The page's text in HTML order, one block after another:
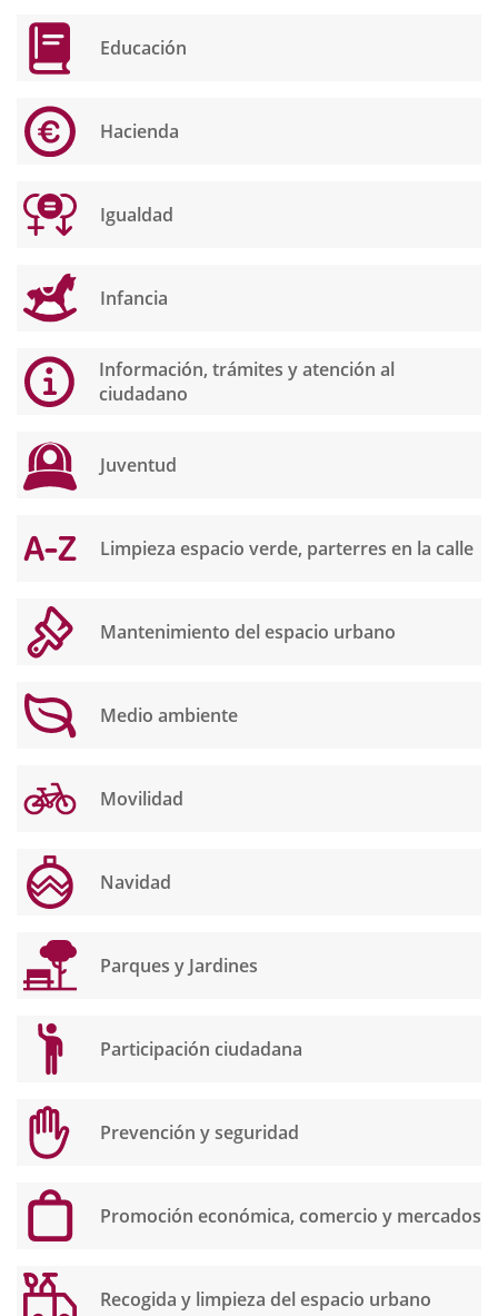
Educación
Hacienda
Igualdad
Infancia
Información, trámites y atención al
ciudadano
Juventud
Limpieza espacio verde, parterres en la calle
Mantenimiento del espacio urbano
Medio ambiente
Movilidad
Navidad
Parques y Jardines
Participación ciudadana
Prevención y seguridad
Promoción económica, comercio y mercados
Recogida y limpieza del espacio urbano